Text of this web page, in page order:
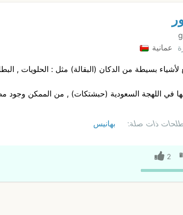
عمانية
لأشياء بسيطة من الدكان (البقالة) مثل : الحلويات ,
في اللهجة السعودية (حبشتكات) , من الممكن وجود
ذات صلة: بهانيس
2